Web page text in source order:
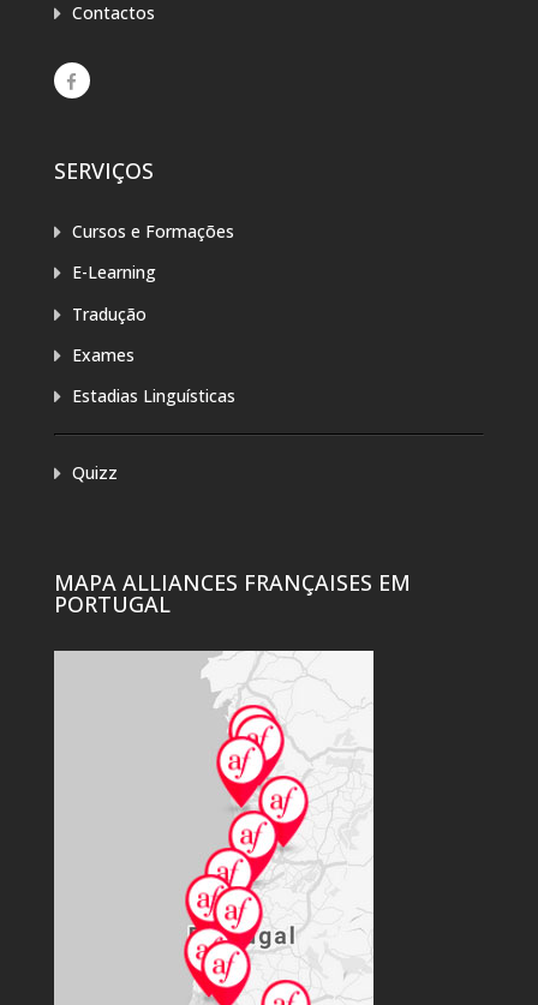
Contactos
SERVIÇOS
Cursos e Formações
E-Learning
Tradução
Exames
Estadias Linguísticas
Quizz
MAPA ALLIANCES FRANÇAISES EM
PORTUGAL